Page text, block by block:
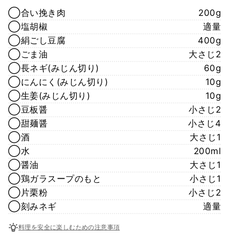
◯合い挽き肉
200g
◯塩胡椒
適量
◯絹ごし豆腐
400g
◯ごま油
大さじ2
◯長ネギ(みじん切り)
60g
◯にんにく(みじん切り)
10g
◯生姜(みじん切り)
10g
◯豆板醤
小さじ2
◯甜麺醤
小さじ4
◯酒
大さじ1
◯水
200ml
◯醤油
大さじ1
◯鶏ガラスープのもと
小さじ1
◯片栗粉
小さじ2
◯刻みネギ
適量
料理を安全に楽しむための注意事項